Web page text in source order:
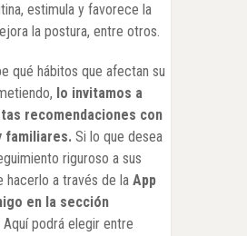
estimula y favorece la
la postura, entre otros.
qué hábitos que afectan su
lo invitamos a
recomendaciones con
familiares. Si lo que desea
riguroso a sus
hacerlo a través de la App
en la sección
Aquí podrá elegir entre